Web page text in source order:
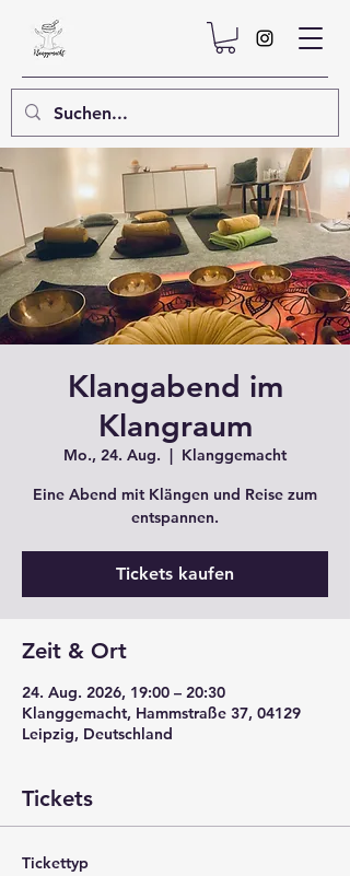
Klangabend im
Klangraum
Mo., 24. Aug.
  |
Klanggemacht
Eine Abend mit Klängen und Reise zum
entspannen.
Tickets kaufen
Zeit & Ort
24. Aug. 2026, 19:00 – 20:30
Klanggemacht, Hammstraße 37, 04129
Leipzig, Deutschland
Tickets
Tickettyp